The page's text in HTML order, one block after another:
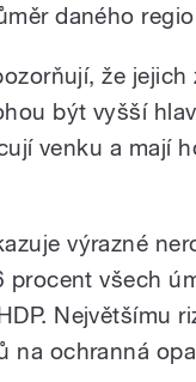
daného
že
být vyšší
venku a mají
výrazné
všech
Největšímu
na ochranná